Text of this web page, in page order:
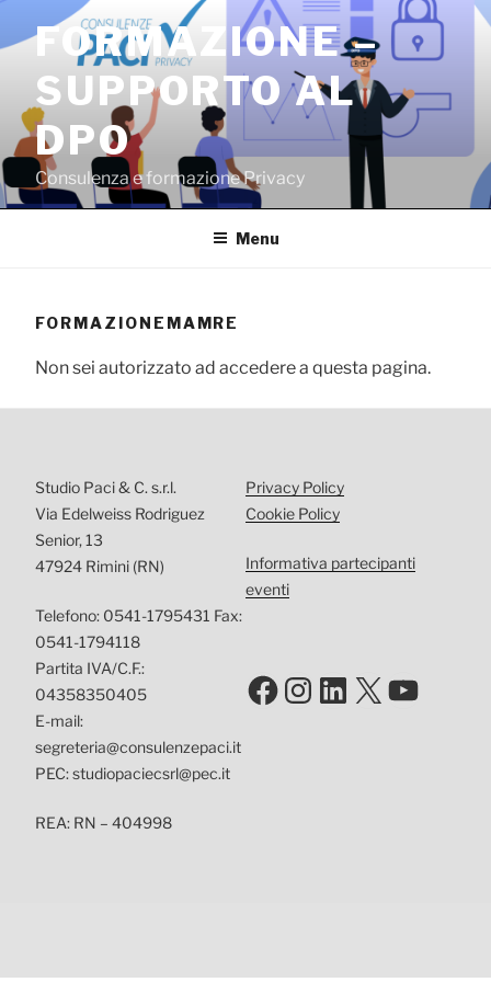
contenuto
FORMAZIONE –
SUPPORTO AL
DPO
Consulenza e formazione Privacy
Menu
FORMAZIONEMAMRE
Non sei autorizzato ad accedere a questa pagina.
Studio Paci & C. s.r.l.
Via Edelweiss Rodriguez
Senior, 13
47924 Rimini (RN)
Telefono: 0541-1795431 Fax:
0541-1794118
Partita IVA/C.F.:
04358350405
E-mail:
segreteria@consulenzepaci.it
PEC: studiopaciecsrl@pec.it
REA: RN – 404998
Privacy Policy
Cookie Policy
Informativa partecipanti
eventi
Facebook
Instagram
LinkedIn
X